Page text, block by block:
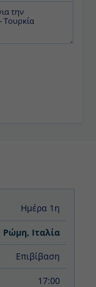
ΑΝΑΧΩΡΗΣΗ
Ημέρα 1η
Ρώμη, Ιταλία
Επιβίβαση
17:00